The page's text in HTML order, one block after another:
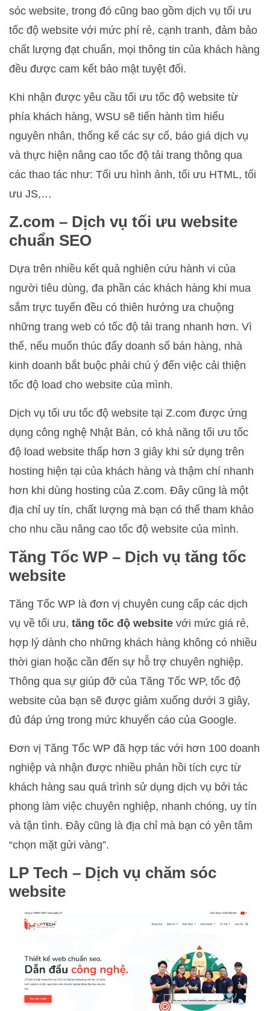
sóc website, trong đó cũng bao gồm dịch vụ tối ưu
tốc độ website với mức phí rẻ, cạnh tranh, đảm bảo
chất lượng đạt chuẩn, mọi thông tin của khách hàng
đều được cam kết bảo mật tuyệt đối.
Khi nhận được yêu cầu tối ưu tốc độ website từ
phía khách hàng, WSU sẽ tiến hành tìm hiểu
nguyên nhân, thống kế các sự cố, báo giá dịch vụ
và thực hiện nâng cao tốc độ tải trang thông qua
các thao tác như: Tối ưu hình ảnh, tối ưu HTML, tối
ưu JS,…
Z.com – Dịch vụ tối ưu website
chuẩn SEO
Dựa trên nhiều kết quả nghiên cứu hành vi của
người tiêu dùng, đa phần các khách hàng khi mua
sắm trực tuyến đều có thiên hướng ưa chuộng
những trang web có tốc độ tải trang nhanh hơn. Vì
thế, nếu muốn thúc đẩy doanh số bán hàng, nhà
kinh doanh bắt buộc phải chú ý đến việc cải thiện
tốc độ load cho website của mình.
Dịch vụ tối ưu tốc độ website tại Z.com được ứng
dụng công nghệ Nhật Bản, có khả năng tối ưu tốc
độ load website thấp hơn 3 giây khi sử dụng trên
hosting hiện tại của khách hàng và thậm chí nhanh
hơn khi dùng hosting của Z.com. Đây cũng là một
địa chỉ uy tín, chất lượng mà bạn có thể tham khảo
cho nhu cầu nâng cao tốc độ website của mình.
Tăng Tốc WP – Dịch vụ tăng tốc
website
Tăng Tốc WP là đơn vị chuyên cung cấp các dịch
vụ về tối ưu, tăng tốc độ website với mức giá rẻ,
hợp lý dành cho những khách hàng không có nhiều
thời gian hoặc cần đến sự hỗ trợ chuyên nghiệp.
Thông qua sự giúp đỡ của Tăng Tốc WP, tốc độ
website của bạn sẽ được giảm xuống dưới 3 giây,
đủ đáp ứng trong mức khuyến cáo của Google.
Đơn vị Tăng Tốc WP đã hợp tác với hơn 100 doanh
nghiệp và nhận được nhiều phản hồi tích cực từ
khách hàng sau quá trình sử dụng dịch vụ bởi tác
phong làm việc chuyên nghiệp, nhanh chóng, uy tín
và tận tình. Đây cũng là địa chỉ mà bạn có yên tâm
“chọn mặt gửi vàng”.
LP Tech – Dịch vụ chăm sóc
website